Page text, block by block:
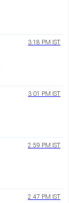
3:18 PM IST
3:01 PM IST
2:59 PM IST
2:47 PM IST